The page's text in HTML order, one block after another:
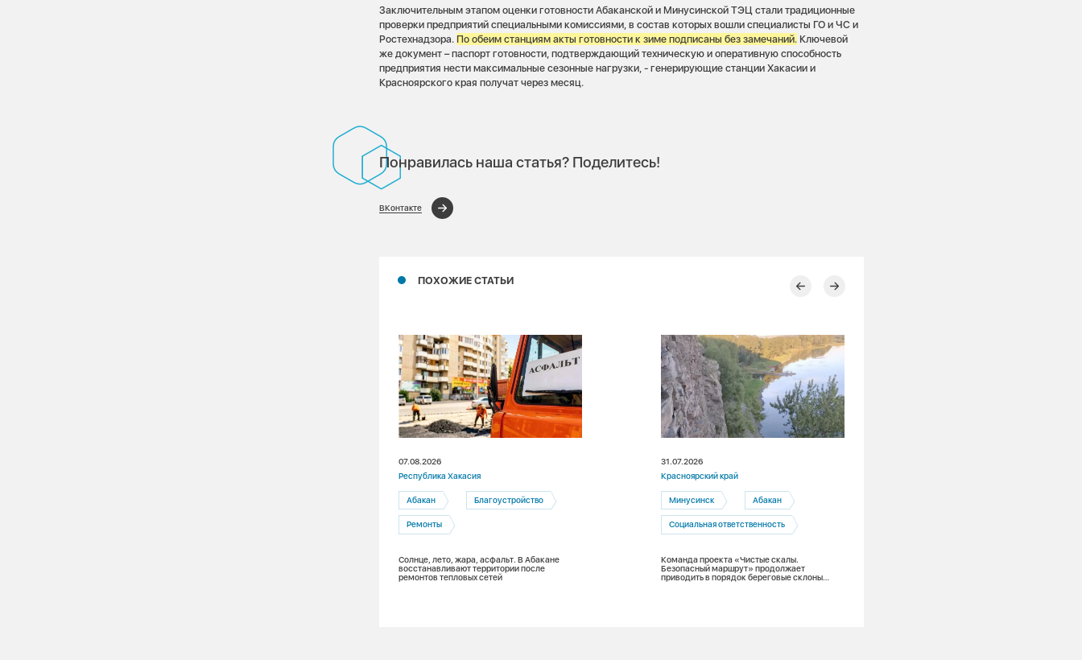
Заключительным этапом оценки готовности Абаканской и Минусинской ТЭЦ стали традиционные
проверки предприятий специальными комиссиями, в состав которых вошли специалисты ГО и ЧС и
Ростехнадзора. По обеим станциям акты готовности к зиме подписаны без замечаний. Ключевой
же документ – паспорт готовности, подтверждающий техническую и оперативную способность
предприятия нести максимальные сезонные нагрузки, - генерирующие станции Хакасии и
Красноярского края получат через месяц.
Понравилась наша статья? Поделитесь!
ВКонтакте
ПОХОЖИЕ СТАТЬИ
07.08.2026
Республика Хакасия
Абакан Благоустройство
Ремонты
Солнце, лето, жара, асфальт. В Абакане
восстанавливают территории после
ремонтов тепловых сетей
31.07.2026
Красноярский край
Минусинск Абакан
Социальная ответственность
Команда проекта «Чистые скалы.
Безопасный маршрут» продолжает
приводить в порядок береговые склоны